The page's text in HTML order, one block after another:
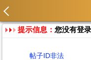
提示信息：您没有登
帖子ID非法